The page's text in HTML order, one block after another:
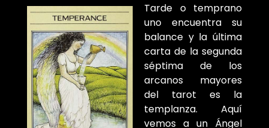
Tarde o temprano
uno encuentra su
balance y la última
carta de la segunda
séptima de los
arcanos mayores
del tarot es la
templanza. Aquí
vemos a un Ángel